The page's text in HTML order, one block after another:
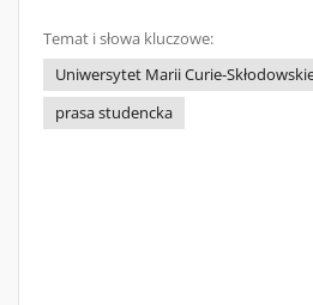
Temat i słowa kluczowe:
Uniwersytet Marii Curie-
prasa studencka